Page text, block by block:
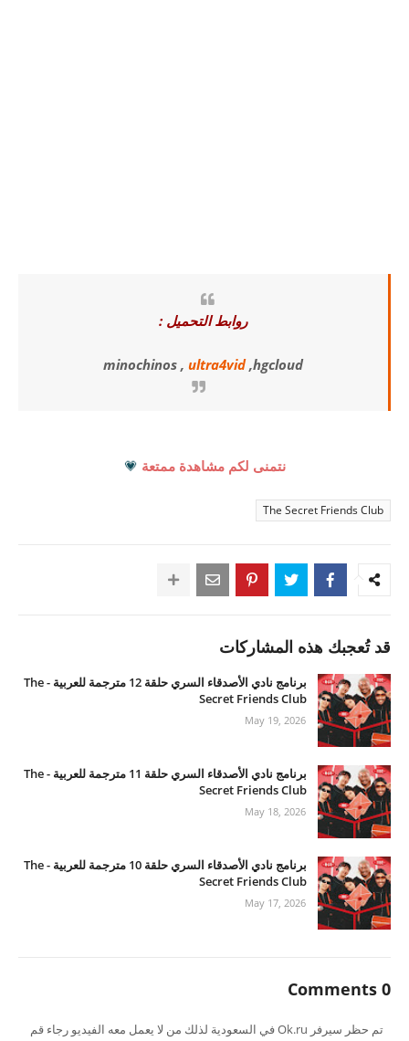
روابط التحميل :
minochinos , ultra4vid,hgcloud
نتمنى لكم مشاهدة ممتعة 💗
The Secret Friends Club
قد تُعجبك هذه المشاركات
برنامج نادي الأصدقاء السري حلقة 12 مترجمة للعربية - The
Secret Friends Club
May 19, 2026
برنامج نادي الأصدقاء السري حلقة 11 مترجمة للعربية - The
Secret Friends Club
May 18, 2026
برنامج نادي الأصدقاء السري حلقة 10 مترجمة للعربية - The
Secret Friends Club
May 17, 2026
0 Comments
تم حظر سيرفر Ok.ru في السعودية لذلك من لا يعمل معه الفيديو رجاء قم